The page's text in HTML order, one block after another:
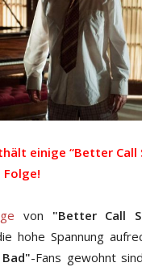
einige “Better Call
Folge!
von "Better Call
hohe Spannung
-Fans gewohnt